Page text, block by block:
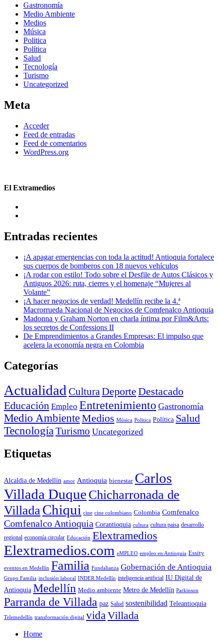
Gastronomía
Medio Ambiente
Medios
Música
Politica
Política
Salud
Tecnología
Turismo
Uncategorized
Meta
Acceder
Feed de entradas
Feed de comentarios
WordPress.org
El Extramedios
Entradas recientes
¡A apagar emergencias con toda la actitud! Antioquia fortalece
sus cuerpos de bomberos con 18 nuevos vehículos
¡A rodar con estilo! Todo sobre el Desfile de Autos Clásicos y
Antiguos 2026: ruta, cierres y el homenaje “Mujeres al
Volante”
¡A hacer negocios de verdad! Medellín recibe la 4.ª
Macrorrueda Nacional de Negocios de Comfenalco Antioquia
Madonna y Graham Norton en charla íntima por Film&Arts:
los secretos de Confessions II
De Emprendimientos a Grandes Empresas: El impulso que
acelera la economía negra en Colombia
Categorías
Actualidad CulturaDeporte Destacado
Educación Empleo Entretenimiento Gastronomía
Medio AmbienteMedios Música Politica Política Salud
Tecnología Turismo Uncategorized
Etiquetas
Alcaldia de Medellín amor Antioquia bienestar Carlos
Villada Duque Chicharronada de
Villada Chiqui cine cine colombiano Colombia Comfenalco
Comfenalco Antioquia Corantioquia cultura cultura paisa desarrollo
regional economía circular Educación Elextramedios
Elextramedios.com eMPLEO empleo en Antioquia Essity
eventos en Medellín Familia Fundalianza Gobernación de Antioquia
Grupo Familia inclusión laboral INDER Medellín inteligencia artificial IU Digital de
Antioquia Medellín Medio ambiente Metro de Medellín Parkinson
Parranda de Villada paz Salud sostenibilidad Teleantioquia
Telemedellín transformación digital vida Villada
Home